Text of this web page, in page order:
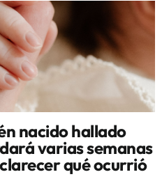
nacido hallado
varias semanas
qué ocurrió